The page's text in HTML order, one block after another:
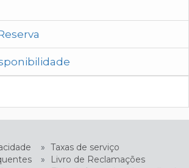
» Taxas de serviço
»
Livro de Reclamações